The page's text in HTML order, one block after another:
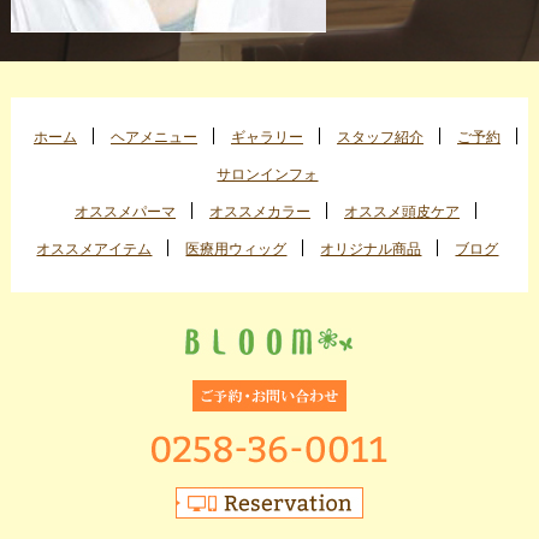
ホーム ヘアメニュー ギャラリー スタッフ紹介 ご予約
サロンインフォ
オススメパーマ オススメカラー オススメ頭皮ケア
オススメアイテム 医療用ウィッグ オリジナル商品 ブログ